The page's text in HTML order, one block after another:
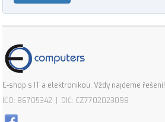
E-shop s IT a elektronikou. Vždy najdeme řešení!
IČO: 86705342 | DIČ: CZ7702023098